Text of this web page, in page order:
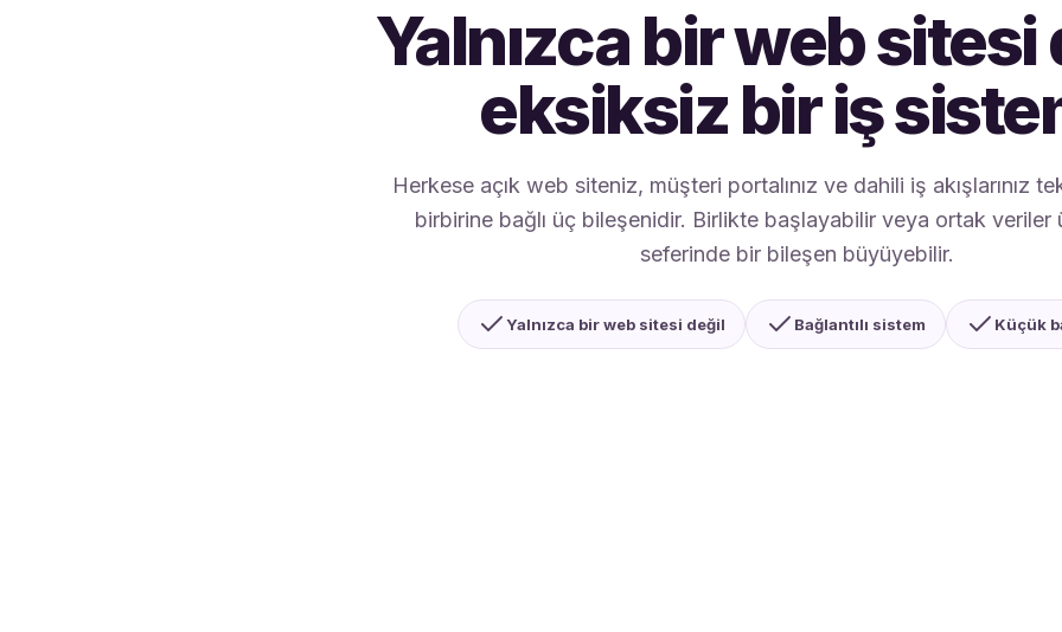
Yalnızca bir web sitesi
eksiksiz bir iş
Herkese açık web siteniz, müşteri portalınız ve dahili iş akışlarınız
birbirine bağlı üç bileşenidir. Birlikte başlayabilir veya ortak veriler
seferinde bir bileşen büyüyebilir.
Yalnızca bir web sitesi değil Bağlantılı sistem Küçük